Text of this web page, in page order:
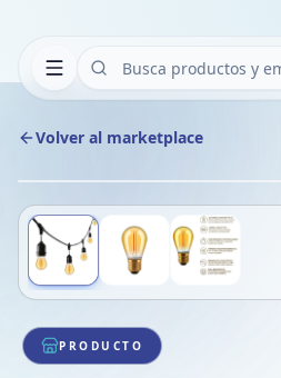
Volver al marketplace
1/3
PRODUCTO